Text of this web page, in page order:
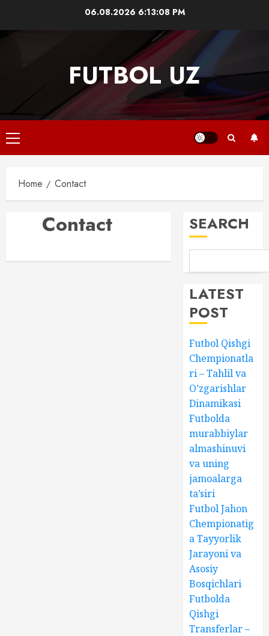
06.08.2026 6:13:08 PM
FUTBOL UZ
Primary
Menu
Home Contact
Contact SEARCH
LATEST
POST
Futbol Qishgi
Chempionatla
ri – Tahlil va
O’zgarishlar
Dinamikasi
Futbolda
murabbiylar
almashinuvi
va uning
jamoalarga
ta’siri
Futbol Jahon
Chempionatig
a Tayyorlik
Jarayoni va
Asosiy
Bosqichlari
Futbolda
Qishgi
Transferlar –